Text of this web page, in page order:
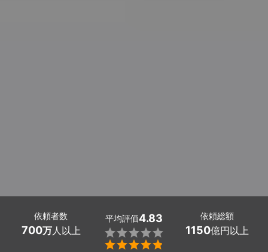
依頼者数
700万人以上
平均評価4.83


依頼総額
1150億円以上